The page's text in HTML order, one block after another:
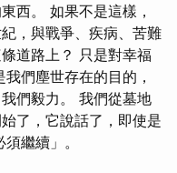
西。 如果不是這樣，
，與戰爭、疾病、苦難
道路上？ 只是對幸福
們塵世存在的目的，
們毅力。 我們從墓地
了，它說話了，即使是
繼續」。